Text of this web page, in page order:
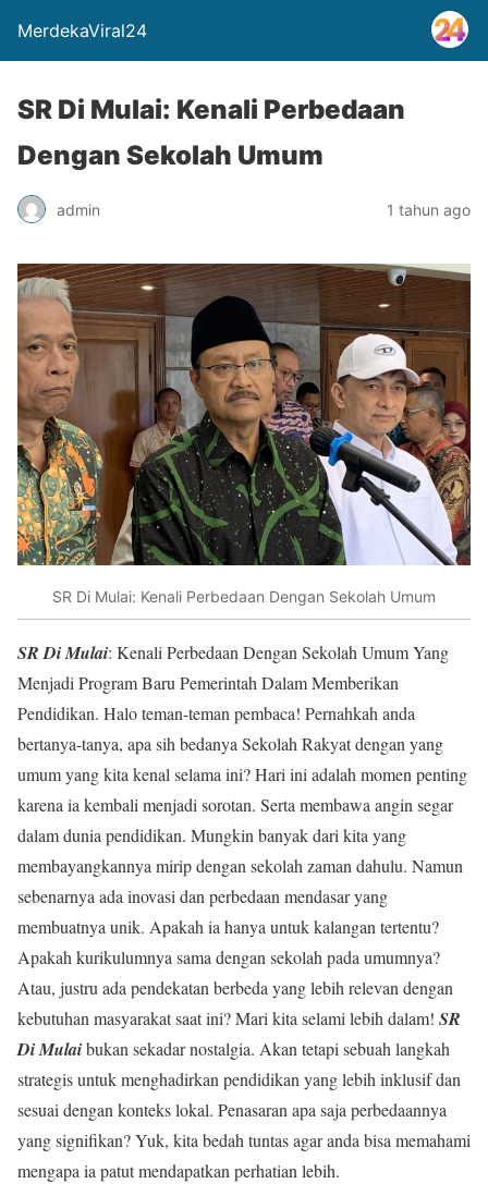
MerdekaViral24
SR Di Mulai: Kenali Perbedaan
Dengan Sekolah Umum
admin 1 tahun ago
SR Di Mulai: Kenali Perbedaan Dengan Sekolah Umum
SR Di Mulai: Kenali Perbedaan Dengan Sekolah Umum Yang
Menjadi Program Baru Pemerintah Dalam Memberikan
Pendidikan. Halo teman-teman pembaca! Pernahkah anda
bertanya-tanya, apa sih bedanya Sekolah Rakyat dengan yang
umum yang kita kenal selama ini? Hari ini adalah momen penting
karena ia kembali menjadi sorotan. Serta membawa angin segar
dalam dunia pendidikan. Mungkin banyak dari kita yang
membayangkannya mirip dengan sekolah zaman dahulu. Namun
sebenarnya ada inovasi dan perbedaan mendasar yang
membuatnya unik. Apakah ia hanya untuk kalangan tertentu?
Apakah kurikulumnya sama dengan sekolah pada umumnya?
Atau, justru ada pendekatan berbeda yang lebih relevan dengan
kebutuhan masyarakat saat ini? Mari kita selami lebih dalam! SR
Di Mulaibukan sekadar nostalgia. Akan tetapi sebuah langkah
strategis untuk menghadirkan pendidikan yang lebih inklusif dan
sesuai dengan konteks lokal. Penasaran apa saja perbedaannya
yang signifikan? Yuk, kita bedah tuntas agar anda bisa memahami
mengapa ia patut mendapatkan perhatian lebih.